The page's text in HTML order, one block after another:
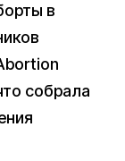
в
собрала